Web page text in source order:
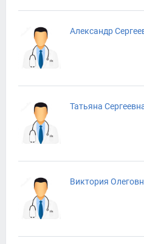
Александр
Татьяна
Виктория